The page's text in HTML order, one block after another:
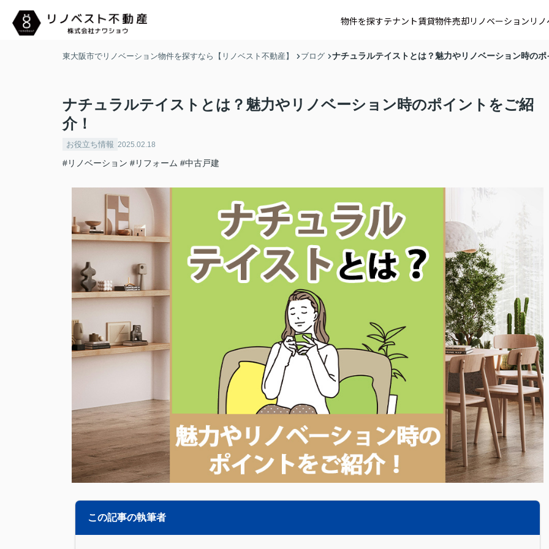
物件を探すテナント賃貸物件売却リノベーション リ
東大阪市でリノベーション物件を探すなら【リノベスト不動産】 ブログ ナチュラルテイストとは？魅力やリノベーション時の
ナチュラルテイストとは？魅力やリノベーション時のポイントをご紹
介！
お役立ち情報 2025.02.18
#リノベーション #リフォーム #中古戸建
この記事の執筆者